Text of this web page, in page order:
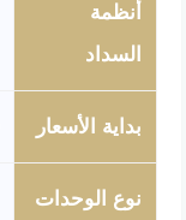
أنظمة
السداد
بداية الأسعار
نوع الوحدات